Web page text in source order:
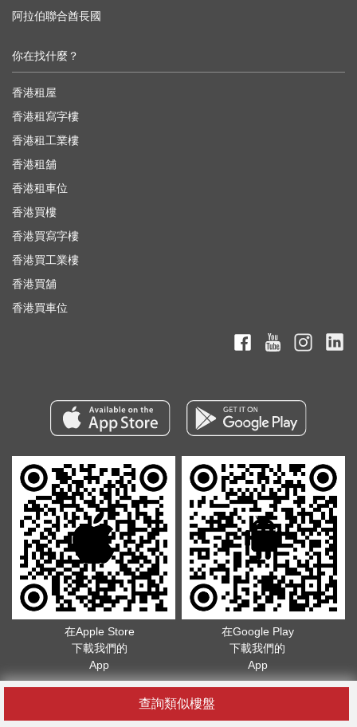
查詢類似樓盤
阿拉伯聯合酋長國
你在找什麼？
香港租屋
香港租寫字樓
香港租工業樓
香港租舖
香港租車位
香港買樓
香港買寫字樓
香港買工業樓
香港買舖
香港買車位
在Apple Store
下載我們的
App
在Google Play
下載我們的
App